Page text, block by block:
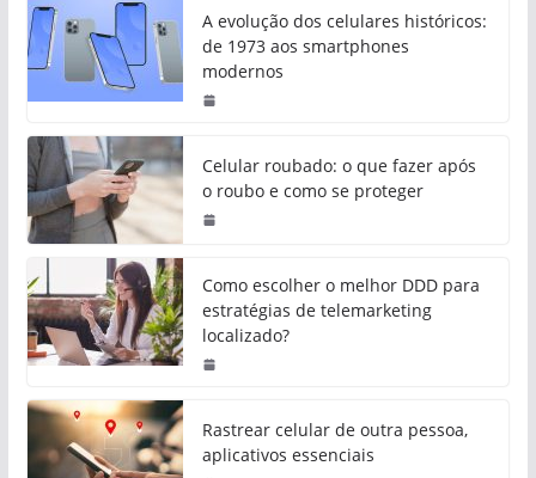
A evolução dos celulares históricos:
de 1973 aos smartphones
modernos
Celular roubado: o que fazer após
o roubo e como se proteger
Como escolher o melhor DDD para
estratégias de telemarketing
localizado?
Rastrear celular de outra pessoa,
aplicativos essenciais